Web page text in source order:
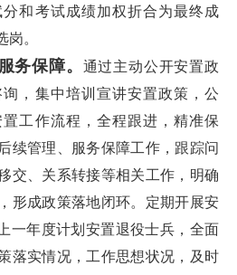
和考试成绩加权折合为最终成
。
务保障。
通过主动公开安置政
，集中培训宣讲安置政策，公
工作流程，全程跟进，精准保
续管理、服务保障工作，跟踪问
交、关系转接等相关工作，明确
形成政策落地闭环。定期开展安
一年度计划安置退役士兵，全面
落实情况，工作思想状况，及时